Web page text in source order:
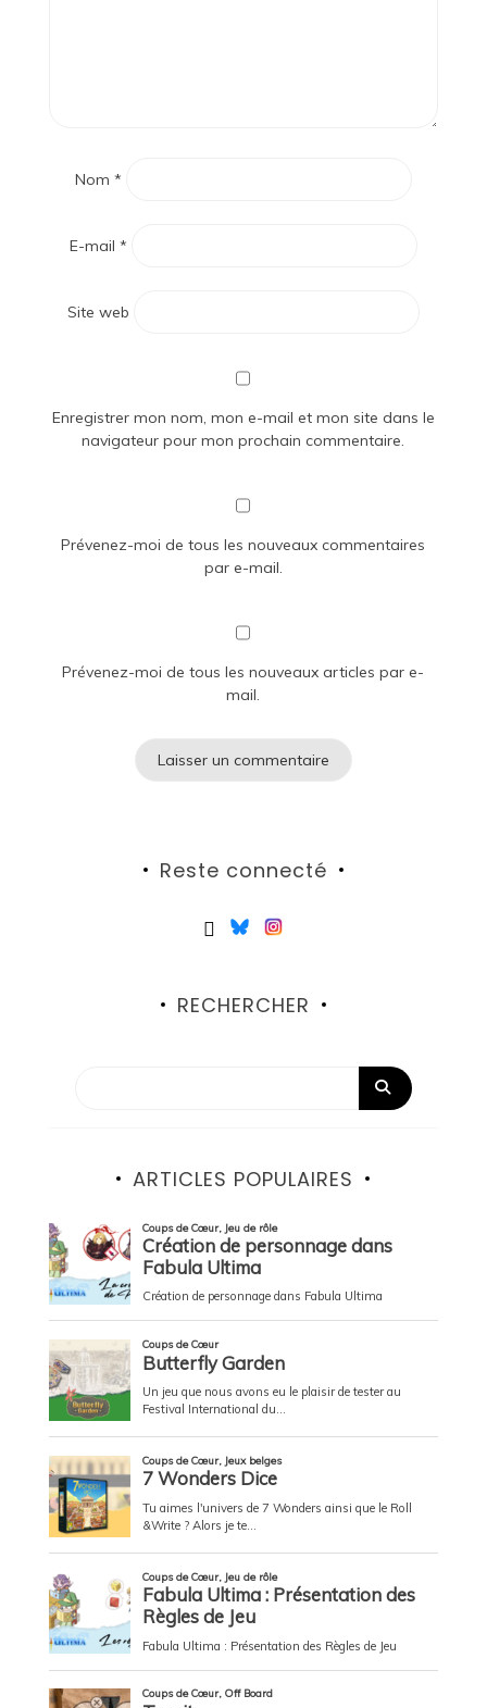
Nom *
E-mail *
Site web
Enregistrer mon nom, mon e-mail et mon site dans le
navigateur pour mon prochain commentaire.
Prévenez-moi de tous les nouveaux commentaires
par e-mail.
Prévenez-moi de tous les nouveaux articles par e-
mail.
Reste connecté
RECHERCHER
ARTICLES POPULAIRES